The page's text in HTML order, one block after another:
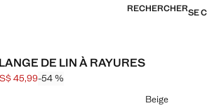
RECHERCHERSE
DE LIN À RAYURES
[US$ 99,99 ]
45,99 ]
45,99-54 %
couleur
Beige